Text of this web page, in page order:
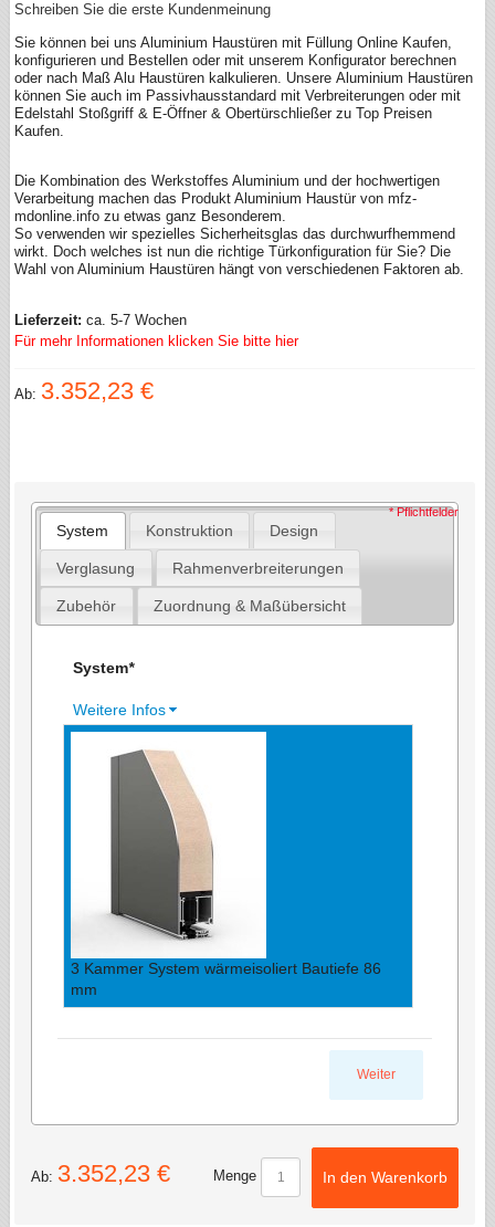
Schreiben Sie die erste Kundenmeinung
Sie können bei uns Aluminium Haustüren mit Füllung Online Kaufen,
konfigurieren und Bestellen oder mit unserem Konfigurator berechnen
oder nach Maß Alu Haustüren kalkulieren. Unsere Aluminium Haustüren
können Sie auch im Passivhausstandard mit Verbreiterungen oder mit
Edelstahl Stoßgriff & E-Öffner & Obertürschließer zu Top Preisen
Kaufen.
Die Kombination des Werkstoffes Aluminium und der hochwertigen
Verarbeitung machen das Produkt Aluminium Haustür von mfz-
mdonline.info zu etwas ganz Besonderem.
So verwenden wir spezielles Sicherheitsglas das durchwurfhemmend
wirkt. Doch welches ist nun die richtige Türkonfiguration für Sie? Die
Wahl von Aluminium Haustüren hängt von verschiedenen Faktoren ab.
Lieferzeit: ca. 5-7 Wochen
Für mehr Informationen klicken Sie bitte hier
Ab: 3.352,23 €
System Konstruktion Design
Verglasung Rahmenverbreiterungen
Zubehör Zuordnung & Maßübersicht
System*
Weitere Infos
3 Kammer System wärmeisoliert Bautiefe 86
mm
Weiter
* Pflichtfelder
Ab: 3.352,23 € Menge In den Warenkorb